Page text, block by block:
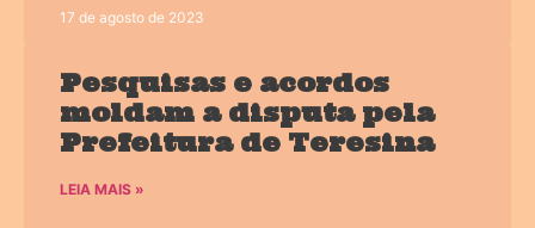
17 de agosto de 2023
Pesquisas e acordos
moldam a disputa pela
Prefeitura de Teresina
LEIA MAIS »